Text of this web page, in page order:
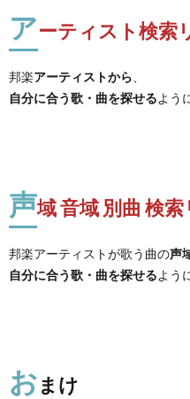
アーティスト検索
邦楽アーティストから
自分に合う歌・曲を探せるよう
声域 音域 別曲 検
邦楽アーティストが歌う曲の声
自分に合う歌・曲を探せるよう
おまけ